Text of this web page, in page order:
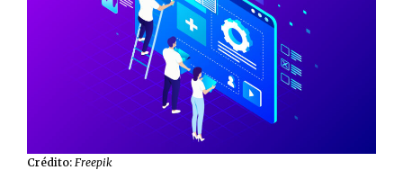
Crédito: Freepik